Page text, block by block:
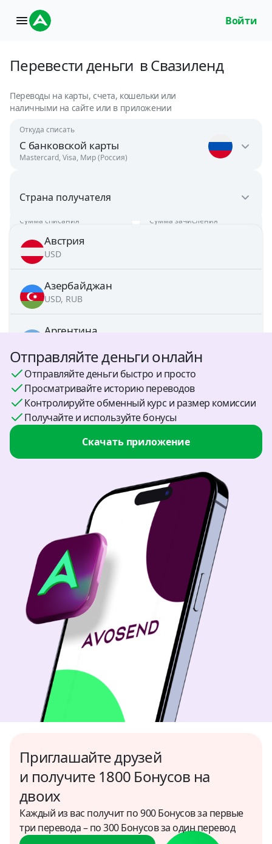
Войти
Перевести деньги в Свазиленд
Переводы на карты, счета, кошельки или
наличными на сайте или в приложении
Откуда списать
С банковской карты
Mastercard, Visa, Мир (Россия)
RUB
Узбекистан
UZS
Страна получателя
Австрия
USD
Азербайджан
USD, RUB
Аргентина
Армения
AMD, USD
Беларусь
Босния и Герцеговина
Бразилия
USD
Вьетнам
VND, USD
Гана
USD
Гондурас
USD
Греция
USD
Грузия
USD
Сумма списания Сумма зачисления
Зачисление
Несколько минут
Комиссия
Отправляйте деньги онлайн
Отправляйте деньги быстро и просто
Просматривайте историю переводов
Контролируйте обменный курс и размер комиссии
Получайте и используйте бонусы
Скачать приложение
Приглашайте друзей
и получите 1800 Бонусов на
двоих
Каждый из вас получит по 900 Бонусов за первые
три перевода – по 300 Бонусов за один перевод